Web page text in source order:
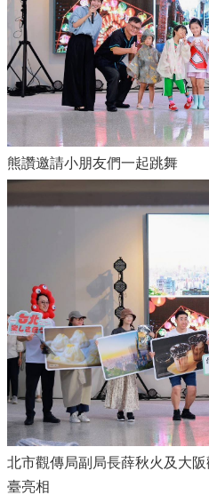
熊讚邀請小朋友們一起跳舞
北市觀傳局副局長薛秋火及大
臺亮相